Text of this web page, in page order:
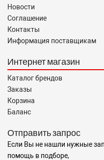
Новости
Соглашение
Контакты
Информация поставщикам
Интернет магазин
Каталог брендов
Заказы
Корзина
Баланс
Отправить запрос
Если Вы не нашли нужные
помощь в подборе,